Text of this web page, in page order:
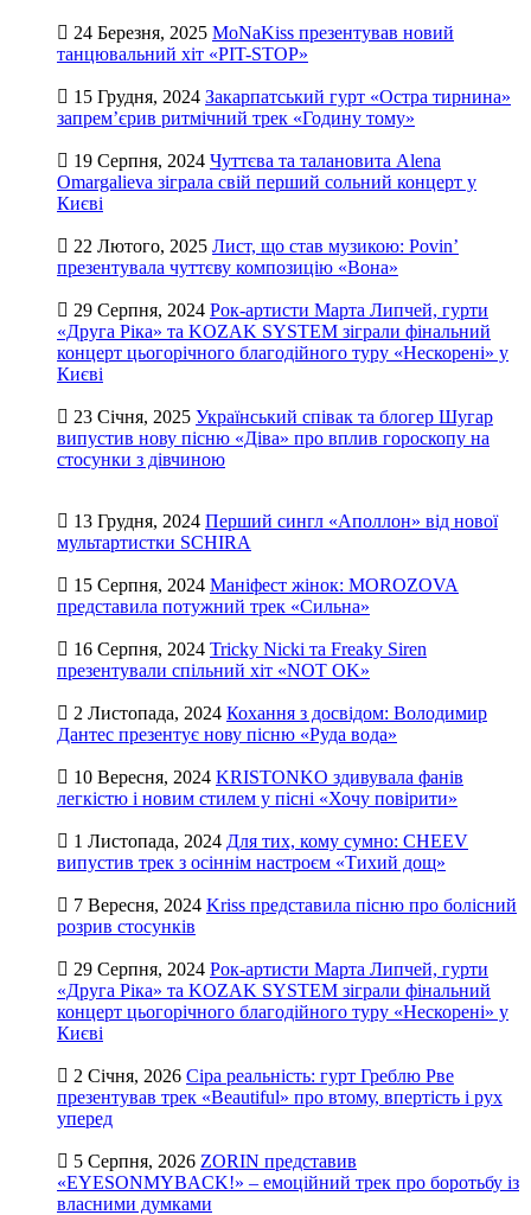
24 Березня, 2025 MoNaKiss презентував новий
танцювальний хіт «PIT-STOP»
15 Грудня, 2024 Закарпатський гурт «Остра тирнина»
запрем’єрив ритмічний трек «Годину тому»
19 Серпня, 2024 Чуттєва та талановита Alena
Omargalieva зіграла свій перший сольний концерт у
Києві
22 Лютого, 2025 Лист, що став музикою: Povin’
презентувала чуттєву композицію «Вона»
29 Серпня, 2024 Рок-артисти Марта Липчей, гурти
«Друга Ріка» та KOZAK SYSTEM зіграли фінальний
концерт цьогорічного благодійного туру «Нескорені» у
Києві
23 Січня, 2025 Український співак та блогер Шугар
випустив нову пісню «Діва» про вплив гороскопу на
стосунки з дівчиною
13 Грудня, 2024 Перший сингл «Аполлон» від нової
мультартистки SCHIRA
15 Серпня, 2024 Маніфест жінок: MOROZOVA
представила потужний трек «Сильна»
16 Серпня, 2024 Tricky Nicki та Freaky Siren
презентували спільний хіт «NOT OK»
2 Листопада, 2024 Кохання з досвідом: Володимир
Дантес презентує нову пісню «Руда вода»
10 Вересня, 2024 KRISTONKO здивувала фанів
легкістю і новим стилем у пісні «Хочу повірити»
1 Листопада, 2024 Для тих, кому сумно: CHEEV
випустив трек з осіннім настроєм «Тихий дощ»
7 Вересня, 2024 Kriss представила пісню про болісний
розрив стосунків
29 Серпня, 2024 Рок-артисти Марта Липчей, гурти
«Друга Ріка» та KOZAK SYSTEM зіграли фінальний
концерт цьогорічного благодійного туру «Нескорені» у
Києві
2 Січня, 2026 Сіра реальність: гурт Греблю Рве
презентував трек «Beautiful» про втому, впертість і рух
уперед
5 Серпня, 2026 ZORIN представив
«EYESONMYBACK!» – емоційний трек про боротьбу із
власними думками